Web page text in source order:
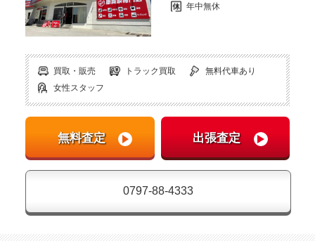
年中無休
買取・販売 トラック買取
無料代車あり
女性スタッフ
0797-88-4333